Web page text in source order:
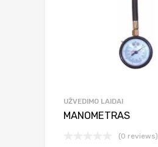
UŽVEDIMO LAIDAI
MANOMETRAS
(0 reviews)